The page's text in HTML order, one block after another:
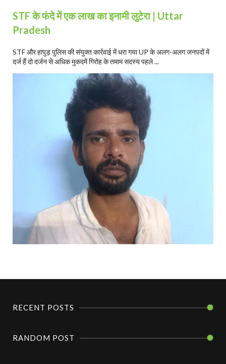
STF के फंदे में एक लाख का इनामी लुटेरा | Uttar
Pradesh
STF और हापुड़ पुलिस की संयुक्त कार्रवाई में धरा गया UP के अलग-अलग जनपदों में
दर्ज हैं दो दर्जन से अधिक मुकदमें गिरोह के तमाम सदस्य पहले ...
RECENT POSTS
RANDOM POST